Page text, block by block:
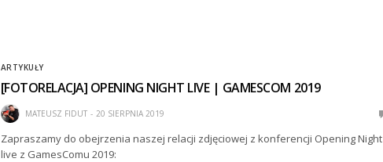
ARTYKUŁY
[FOTORELACJA] OPENING NIGHT LIVE | GAMESCOM 2019
MATEUSZ FIDUT 20 SIERPNIA 2019
Zapraszamy do obejrzenia naszej relacji zdjęciowej z konferencji Opening Night
live z GamesComu 2019: